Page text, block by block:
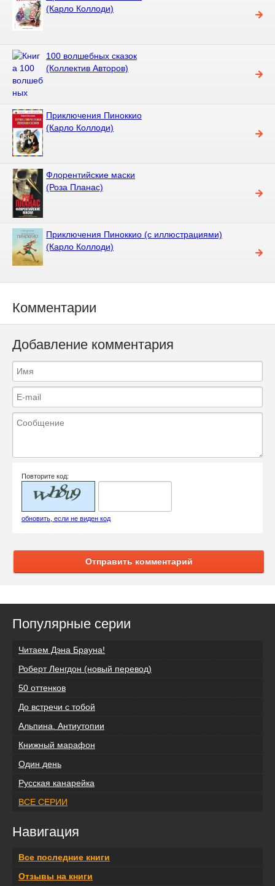
(Карло Коллоди)
100 волшебных сказок
(Коллектив Авторов)
Приключения Пиноккио
(Карло Коллоди)
Флорентийские маски
(Роза Планас)
Приключения Пиноккио (с иллюстрациями)
(Карло Коллоди)
Комментарии
Добавление комментария
Повторите код:
обновить, если не виден код
Отправить комментарий
Популярные серии
Читаем Дэна Брауна!
Роберт Ленгдон (новый перевод)
50 оттенков
До встречи с тобой
Альпина. Антиутопии
Книжный марафон
Один день
Русская канарейка
ВСЕ СЕРИИ
Навигация
Все последние книги
Отзывы на книги